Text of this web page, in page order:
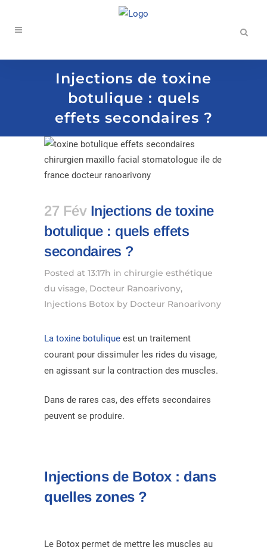
Injections de toxine
botulique : quels
effets secondaires ?
27 FévInjections de toxine
botulique : quels effets
secondaires ?
Posted at 13:17h in chirurgie esthétique
du visage, Docteur Ranoarivony,
Injections Botox by Docteur Ranoarivony
La toxine botulique est un traitement
courant pour dissimuler les rides du visage,
en agissant sur la contraction des muscles.
Dans de rares cas, des effets secondaires
peuvent se produire.
Injections de Botox : dans
quelles zones ?
Le Botox permet de mettre les muscles au